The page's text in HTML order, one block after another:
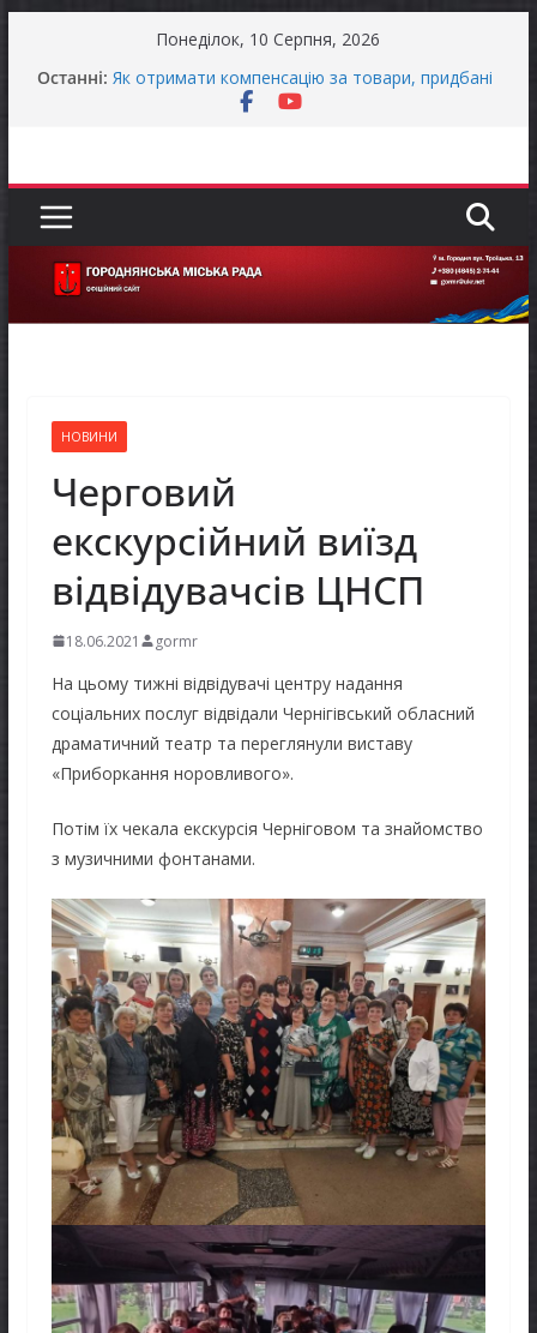
Понеділок, 10 Серпня, 2026
Останні: Як отримати компенсацію за товари, придбані
для ветеранського бізнесу
МОВЧАННЯ
ЗАГАЛЬНОНАЦІОНАЛЬНА ХВИЛИНА
МОВЧАННЯ
НОВИНИ
Черговий
екскурсійний виїзд
відвідувачсів ЦНСП
18.06.2021 gormr
На цьому тижні відвідувачі центру надання
соціальних послуг відвідали Чернігівський обласний
драматичний театр та переглянули виставу
«Приборкання норовливого».
Потім їх чекала екскурсія Черніговом та знайомство
з музичними фонтанами.